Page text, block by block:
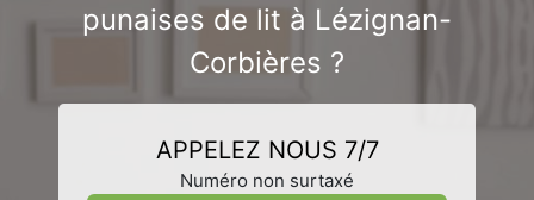
punaises de lit à Lézignan-
Corbières ?
APPELEZ NOUS 7/7
Numéro non surtaxé